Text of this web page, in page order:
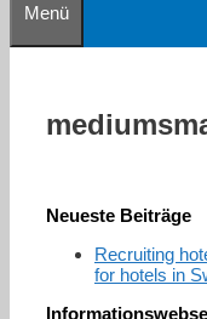
Menü
Neueste Beiträge
Recruiting
for hotels in